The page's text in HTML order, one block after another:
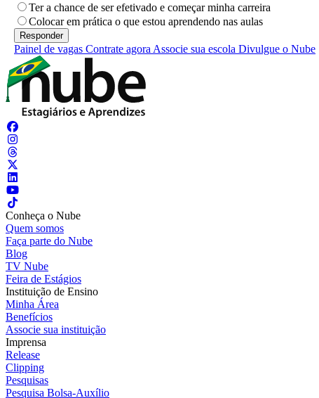
Ter a chance de ser efetivado e começar minha carreira
Colocar em prática o que estou aprendendo nas aulas
Painel de vagas Contrate agora Associe sua escola Divulgue o Nube
Conheça o Nube
Quem somos
Faça parte do Nube
Blog
TV Nube
Feira de Estágios
Instituição de Ensino
Minha Área
Benefícios
Associe sua instituição
Imprensa
Release
Clipping
Pesquisas
Pesquisa Bolsa-Auxílio